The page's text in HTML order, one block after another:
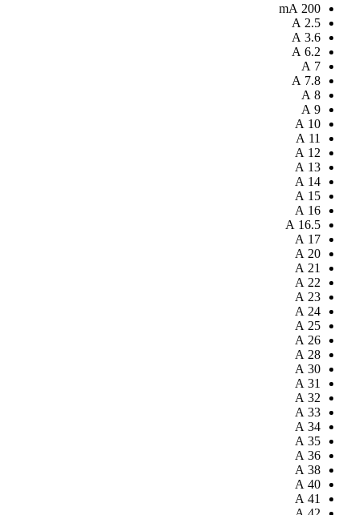
200
mA
2.5
A
3.6
A
6.2
A
7
A
7.8
A
8
A
9
A
10
A
11
A
12
A
13
A
14
A
15
A
16
A
16.5
A
17
A
20
A
21
A
22
A
23
A
24
A
25
A
26
A
28
A
30
A
31
A
32
A
33
A
34
A
35
A
36
A
38
A
40
A
41
A